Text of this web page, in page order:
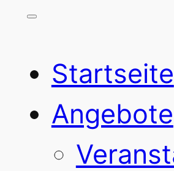
Startseite
Angebote